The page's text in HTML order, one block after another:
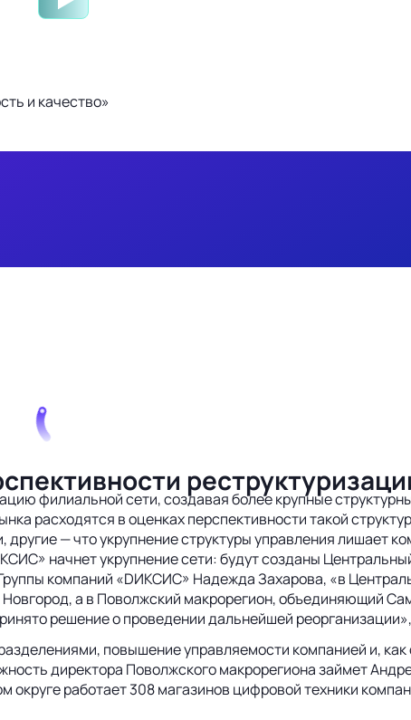
и качество»
филиальной сети, создавая более крупные
расходятся в оценках перспективности такой
— что укрупнение структуры управления лишает
начнет укрупнение сети: будут созданы
компаний «DИКСИС» Надежда Захарова, «в
а в Поволжский макрорегион, объединяющий
решение о проведении дальнейшей
повышение управляемости компанией и,
директора Поволжского макрорегиона займет
работает 308 магазинов цифровой техники